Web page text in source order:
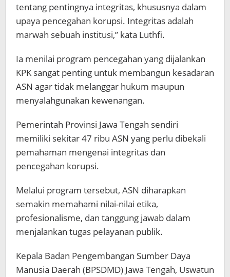
tentang pentingnya integritas, khususnya dalam
upaya pencegahan korupsi. Integritas adalah
marwah sebuah institusi,” kata Luthfi.
Ia menilai program pencegahan yang dijalankan
KPK sangat penting untuk membangun kesadaran
ASN agar tidak melanggar hukum maupun
menyalahgunakan kewenangan.
Pemerintah Provinsi Jawa Tengah sendiri
memiliki sekitar 47 ribu ASN yang perlu dibekali
pemahaman mengenai integritas dan
pencegahan korupsi.
Melalui program tersebut, ASN diharapkan
semakin memahami nilai-nilai etika,
profesionalisme, dan tanggung jawab dalam
menjalankan tugas pelayanan publik.
Kepala Badan Pengembangan Sumber Daya
Manusia Daerah (BPSDMD) Jawa Tengah, Uswatun